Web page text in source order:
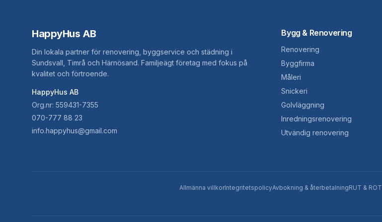
HappyHus AB
Din lokala partner för renovering, byggservice och städning i
Sundsvall, Timrå och Härnösand. Familjeägt företag med fokus på
kvalitet och förtroende.
HappyHus AB
Org.nr: 559431-7355
070-777 88 23
info.happyhus@gmail.com
Bygg & Renovering
Renovering
Byggfirma
Måleri
Snickeri
Golvläggning
Inredningsrenovering
Utvändig renovering
Allmänna villkorIntegritetspolicyAvbokning & återbetalningRUT & ROT